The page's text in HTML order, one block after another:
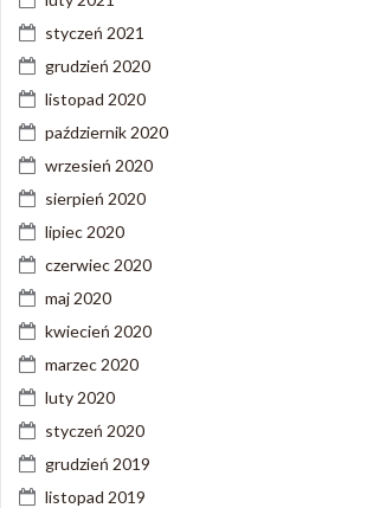
styczeń 2021
grudzień 2020
listopad 2020
październik 2020
wrzesień 2020
sierpień 2020
lipiec 2020
czerwiec 2020
maj 2020
kwiecień 2020
marzec 2020
luty 2020
styczeń 2020
grudzień 2019
listopad 2019